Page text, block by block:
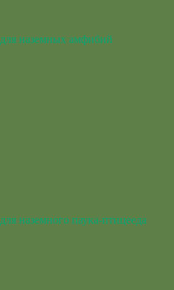
для наземных амфибий
для наземного паука-птицееда